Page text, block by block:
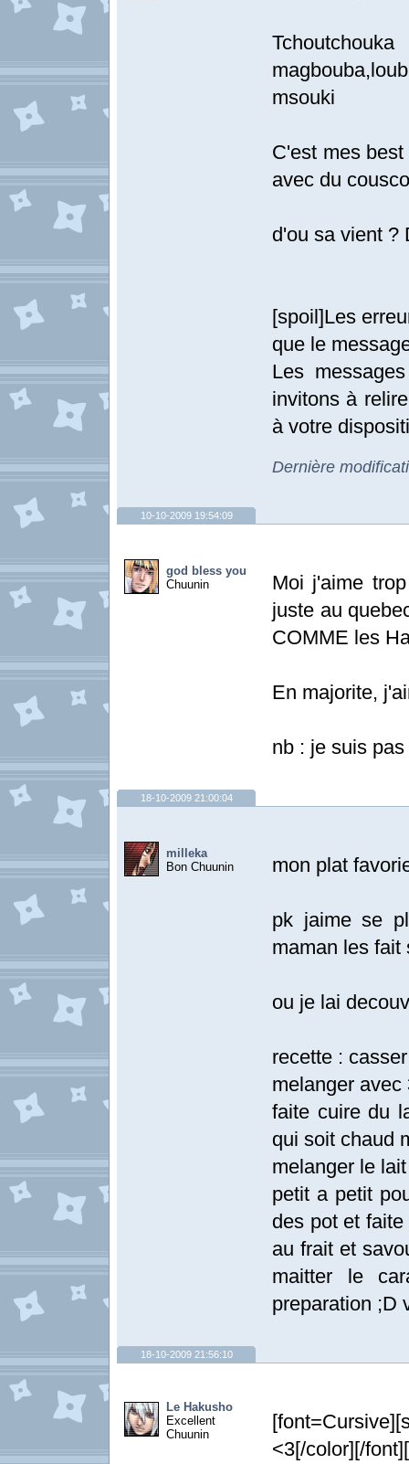
msouki
C'est mes
avec du
d'ou sa vient ?
[spoil]Les
que le
Les
invitons à
à votre
Dernière
10-10-2009 19:54:09
god bless you
Chuunin
Moi j'aime
juste au
COMME les
En majorite,
nb : je suis
18-10-2009 21:00:04
milleka
Bon Chuunin
mon plat
pk jaime se
maman les fait
ou je lai
recette :
melanger avec
faite cuire du
qui soit chaud
melanger le
petit a petit
des pot et
au frait et
maitter le
preparation ;D
18-10-2009 21:56:10
Le Hakusho
Excellent
Chuunin
<3[/color][/